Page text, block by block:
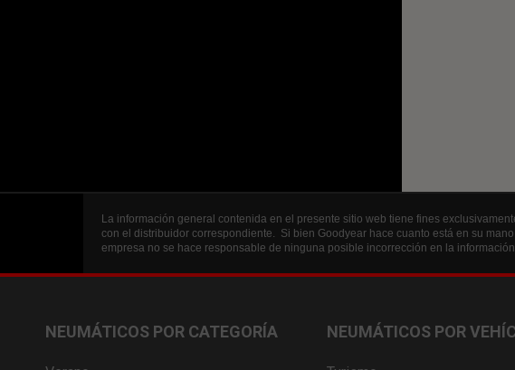
La información general contenida en el presente sitio web tiene fines
con el distribuidor correspondiente. Si bien Goodyear hace cuanto está en su
empresa no se hace responsable de ninguna posible incorrección en la información
NEUMÁTICOS POR CATEGORÍA NEUMÁTICOS POR